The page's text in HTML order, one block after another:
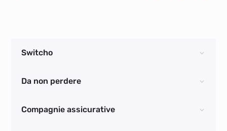
Switcho
Da non perdere
Compagnie assicurative